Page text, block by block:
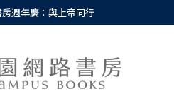
週年慶：與上帝同行